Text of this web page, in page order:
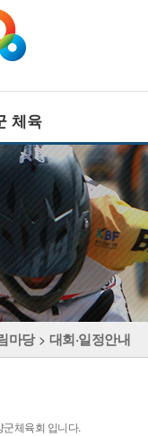
체육
마당> 대회·일정안내
체육회 입니다.